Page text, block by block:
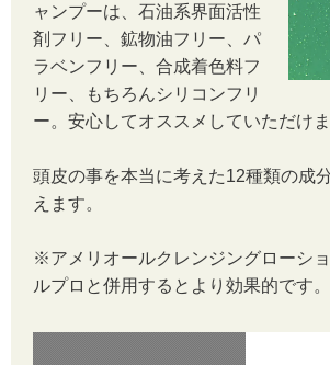
ャンプーは、石油系界面活性
剤フリー、鉱物油フリー、パ
ラベンフリー、合成着色料フ
リー、もちろんシリコンフリ
ー。安心してオススメしていただけま
頭皮の事を本当に考えた12種類の成
えます。
※アメリオールクレンジングローシ
ルプロと併用するとより効果的です。